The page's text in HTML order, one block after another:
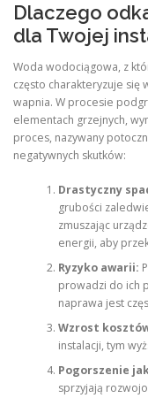
Dlaczego
dla Twojej
Woda wodociągowa, z
często charakteryzuje się
wapnia. W procesie
elementach grzejnych,
proces, nazywany
negatywnych skutków:
Drastyczny
grubości
zmuszając
energii, aby
Ryzyko awarii:
prowadzi do ich
naprawa jest
Wzrost
instalacji, tym
Pogorszenie
sprzyjają